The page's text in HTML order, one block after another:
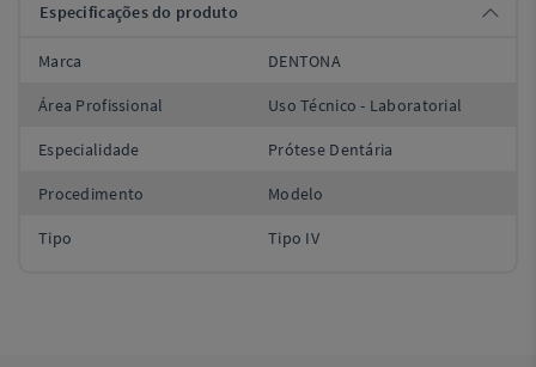
Especificações do produto
Marca DENTONA
Área Profissional Uso Técnico - Laboratorial
Especialidade Prótese Dentária
Procedimento Modelo
Tipo Tipo IV